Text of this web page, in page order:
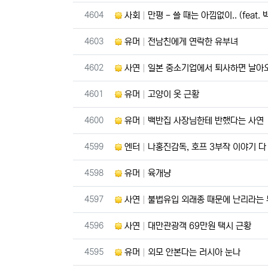
번호
4604 사회 만평 - 쓸 때는 아낌없이.. (feat.
번호
4603 유머 전남친에게 연락한 유부녀
번호
4602 사연 일본 중소기업에서 퇴사하면 날아
번호
4601 유머 고양이 옷 근황
번호
4600 유머 백반집 사장님한테 반했다는 사연
번호
4599 엔터 나홍진감독, 호프 3부작 이야기
번호
4598 유머 육개냥
번호
4597 사연 불법유입 외래종 때문에 난리라는
번호
4596 사연 대만관광객 69만원 택시 근황
번호
4595 유머 외모 안본다는 러시아 눈나